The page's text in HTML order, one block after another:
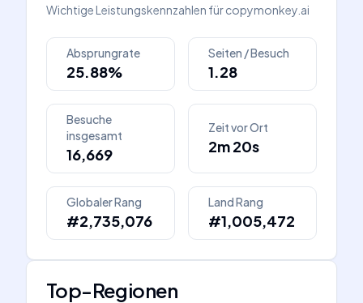
Wichtige Leistungskennzahlen fürcopymonkey.ai
Absprungrate
25.88%
Seiten / Besuch
1.28
Besuche
insgesamt
16,669
Zeit vor Ort
2m 20s
Globaler Rang
#2,735,076
Land Rang
#1,005,472
Top-Regionen